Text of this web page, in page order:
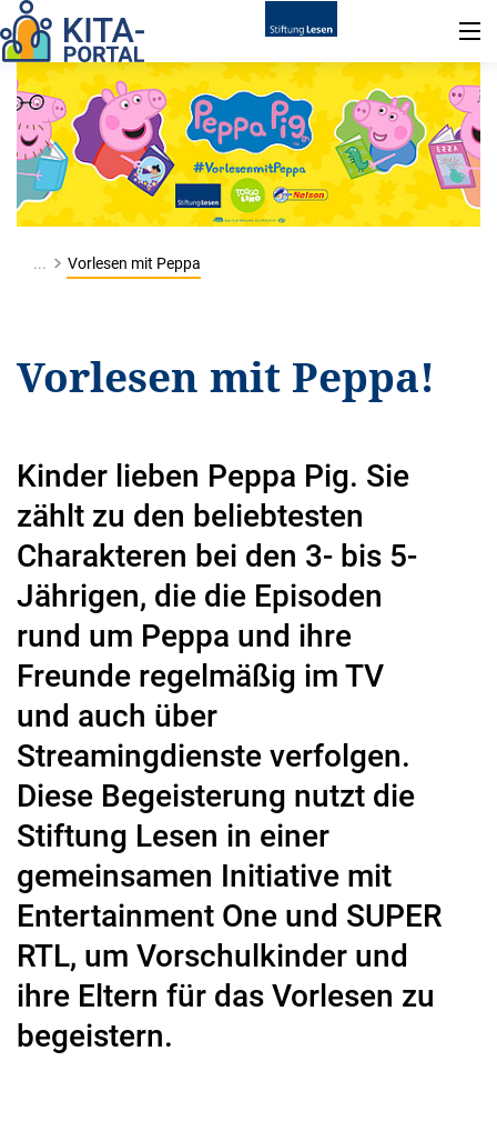
... Vorlesen mit Peppa
Vorlesen mit Peppa!
Kinder lieben Peppa Pig. Sie
zählt zu den beliebtesten
Charakteren bei den 3- bis 5-
Jährigen, die die Episoden
rund um Peppa und ihre
Freunde regelmäßig im TV
und auch über
Streamingdienste verfolgen.
Diese Begeisterung nutzt die
Stiftung Lesen in einer
gemeinsamen Initiative mit
Entertainment One und SUPER
RTL, um Vorschulkinder und
ihre Eltern für das Vorlesen zu
begeistern.